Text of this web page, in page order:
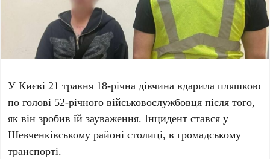
У Києві21 травня 18-річна дівчина вдарила пляшкою
по голові 52-річного військовослужбовця після того,
як він зробив їй зауваження. Інцидент стався у
Шевченківському районі столиці, в громадському
транспорті.